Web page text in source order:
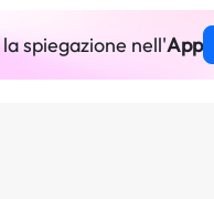
la spiegazione nell'App